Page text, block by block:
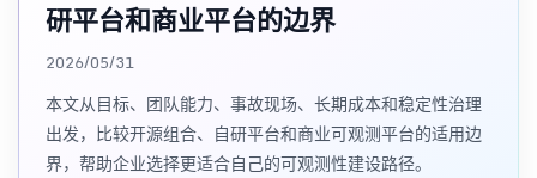
研平台和商业平台的边界
2026/05/31
本文从目标、团队能力、事故现场、长期成本和稳定性治理
出发，比较开源组合、自研平台和商业可观测平台的适用边
界，帮助企业选择更适合自己的可观测性建设路径。